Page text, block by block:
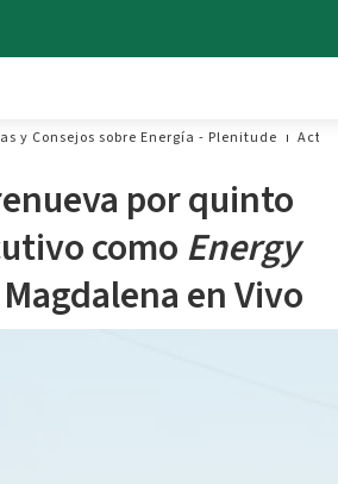
y Consejos sobre Energía - Plenitude
por quinto
comoEnergy
en Vivo